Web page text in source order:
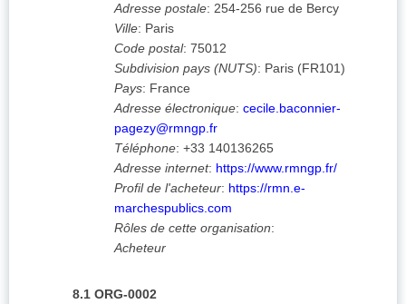
Adresse postale: 254-256 rue de Bercy
Ville: Paris
Code postal: 75012
Subdivision pays (NUTS): Paris (FR101)
Pays: France
Adresse électronique: cecile.baconnier-
pagezy@rmngp.fr
Téléphone: +33 140136265
Adresse internet: https://www.rmngp.fr/
Profil de l'acheteur: https://rmn.e-
marchespublics.com
Rôles de cette organisation:
Acheteur
8.1 ORG-0002